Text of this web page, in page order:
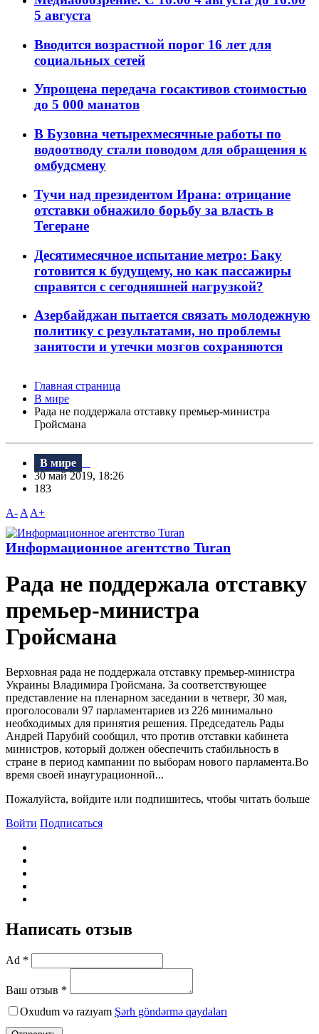
5 августа
Вводится возрастной порог 16 лет для
социальных сетей
Упрощена передача госактивов стоимостью
до 5 000 манатов
В Бузовна четырехмесячные работы по
водоотводу стали поводом для обращения к
омбудсмену
Тучи над президентом Ирана: отрицание
отставки обнажило борьбу за власть в
Тегеране
Десятимесячное испытание метро: Баку
готовится к будущему, но как пассажиры
справятся с сегодняшней нагрузкой?
Азербайджан пытается связать молодежную
политику с результатами, но проблемы
занятости и утечки мозгов сохраняются
Главная страница
В мире
Рада не поддержала отставку премьер-министра
Гройсмана
В мире
30 май 2019, 18:26
183
A- A A+
Информационное агентство Turan
Рада не поддержала отставку
премьер-министра
Гройсмана
Bерховная рада не поддержала отставку премьер-министра
Украины Bладимира Гройсмана. За соответствующее
представление на пленарном заседании в четверг, 30 мая,
проголосовали 97 парламентариев из 226 минимально
необходимых для принятия решения. Председатель Рады
Андрей Парубий сообщил, что против отставки кабинета
министров, который должен обеспечить стабильность в
стране в период кампании по выборам нового парламента.Bо
время своей инаугурационной...
Пожалуйста, войдите или подпишитесь, чтобы читать больше
Войти Подписаться
Написать отзыв
Ad *
Ваш отзыв *
Oxudum və razıyam Şərh göndərmə qaydaları